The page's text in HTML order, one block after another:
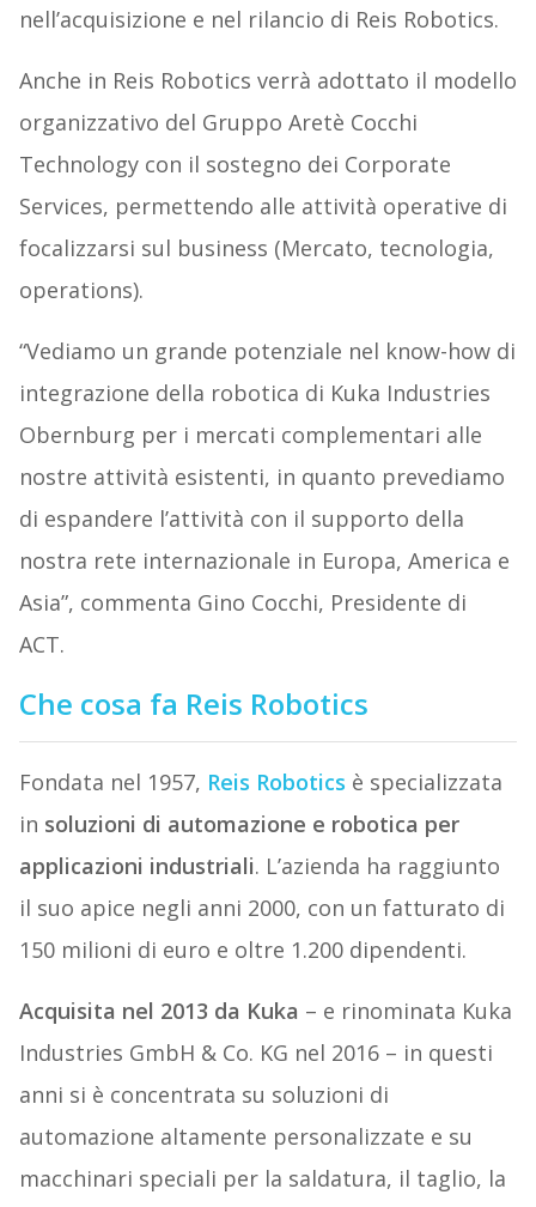
nell’acquisizione e nel rilancio di Reis Robotics.
Anche in Reis Robotics verrà adottato il modello
organizzativo del Gruppo Aretè Cocchi
Technology con il sostegno dei Corporate
Services, permettendo alle attività operative di
focalizzarsi sul business (Mercato, tecnologia,
operations).
“Vediamo un grande potenziale nel know-how di
integrazione della robotica di Kuka Industries
Obernburg per i mercati complementari alle
nostre attività esistenti, in quanto prevediamo
di espandere l’attività con il supporto della
nostra rete internazionale in Europa, America e
Asia”, commenta Gino Cocchi, Presidente di
ACT.
Che cosa fa Reis Robotics
Fondata nel 1957, Reis Robotics è specializzata
in soluzioni di automazione e robotica per
applicazioni industriali. L’azienda ha raggiunto
il suo apice negli anni 2000, con un fatturato di
150 milioni di euro e oltre 1.200 dipendenti.
Acquisita nel 2013 da Kuka – e rinominata Kuka
Industries GmbH & Co. KG nel 2016 – in questi
anni si è concentrata su soluzioni di
automazione altamente personalizzate e su
macchinari speciali per la saldatura, il taglio, la